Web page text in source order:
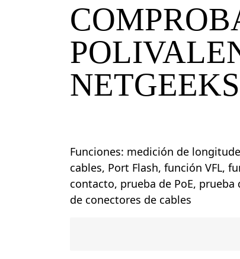
Funciones: medición de
cables, Port Flash, función VFL,
contacto, prueba de PoE,
de conectores de cables